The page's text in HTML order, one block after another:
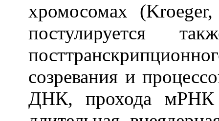
хромосомах
постулируется
созревания и
ДНК, прохода мРНК